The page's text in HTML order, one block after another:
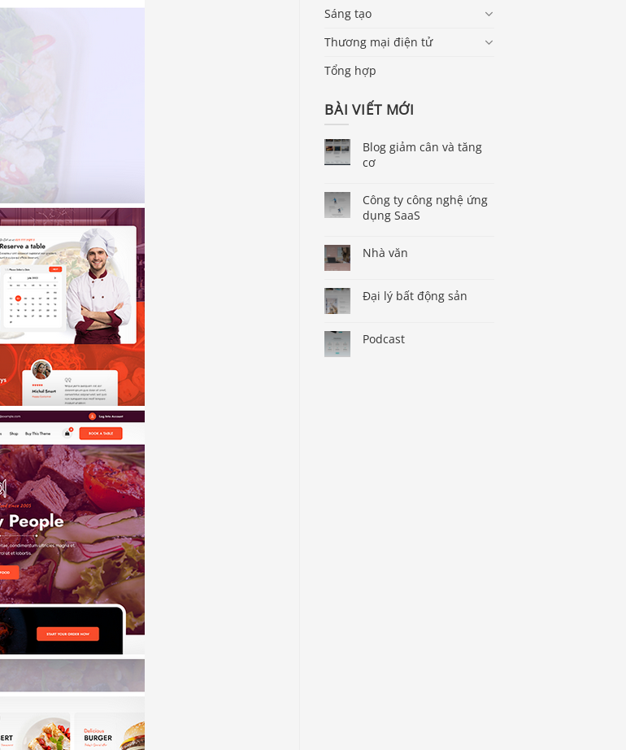
Sáng tạo
Thương mại điện tử
Tổng hợp
BÀI VIẾT MỚI
Blog giảm cân và tăng
cơ
Công ty công nghệ ứng
dụng SaaS
Nhà văn
Đại lý bất động sản
Podcast